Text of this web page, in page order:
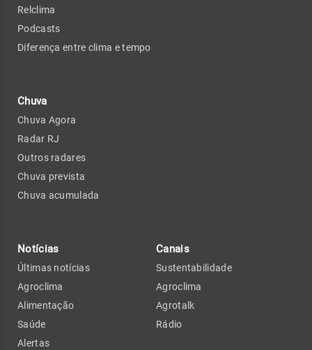
Relclima
Podcasts
Diferença entre clima e tempo
Chuva
Chuva Agora
Radar RJ
Outros radares
Chuva prevista
Chuva acumulada
Notícias
Últimas notícias
Agroclima
Alimentação
Saúde
Alertas
Canais
Sustentabilidade
Agroclima
Agrotalk
Rádio